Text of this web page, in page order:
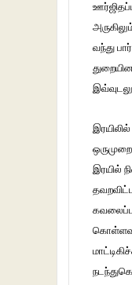
வந்து
இரயில்